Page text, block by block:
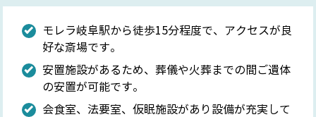
モレラ岐阜駅から徒歩15分程度で、アクセスが良
好な斎場です。
安置施設があるため、葬儀や火葬までの間ご遺体
の安置が可能です。
会食室、法要室、仮眠施設があり設備が充実して